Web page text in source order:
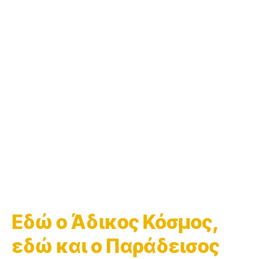
Εδώ ο Άδικος Κόσμος,
εδώ και ο Παράδεισος